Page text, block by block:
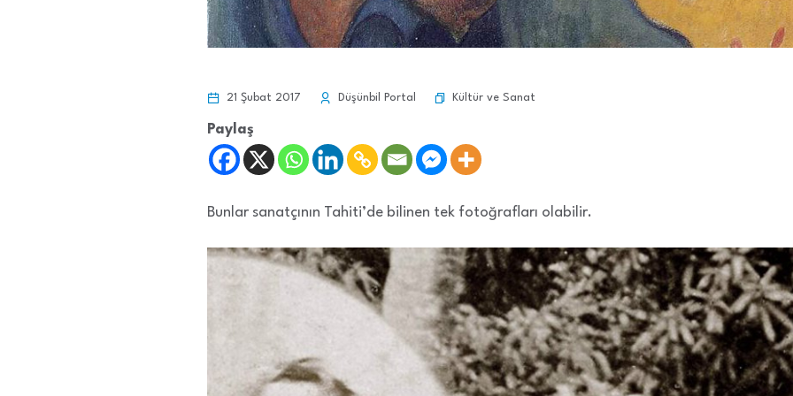
21 Şubat 2017 Düşünbil Portal Kültür ve Sanat
Paylaş
Bunlar sanatçının Tahiti’de bilinen tek fotoğrafları olabilir.